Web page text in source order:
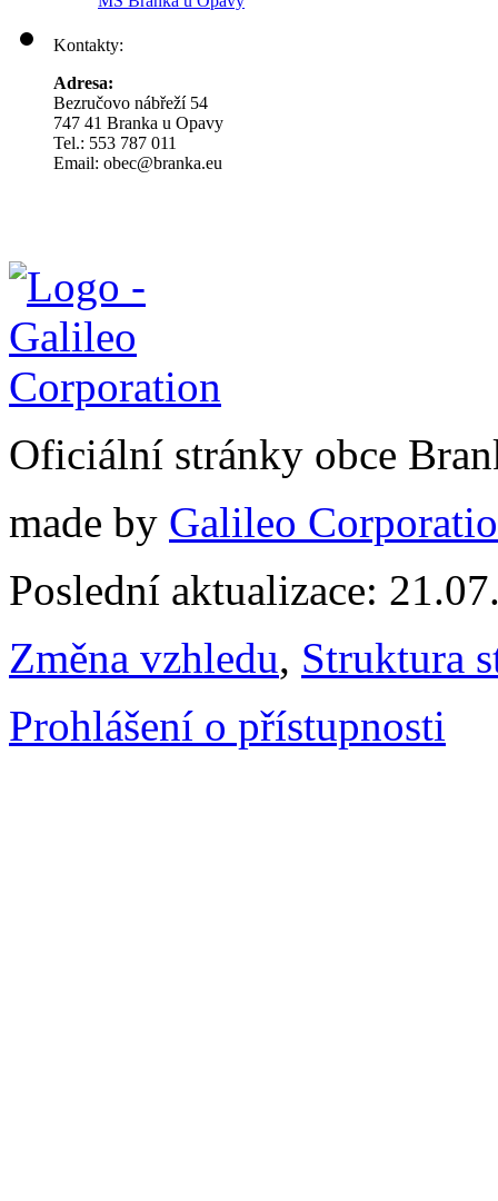
Kontakty:
Adresa:
Bezručovo nábřeží 54
747 41 Branka u Opavy
Tel.: 553 787 011
Email: obec@branka.eu
Oficiální stránky obce
made by Galileo
Poslední aktualizace:
Změna vzhledu, Struktura
Prohlášení o přístupnosti